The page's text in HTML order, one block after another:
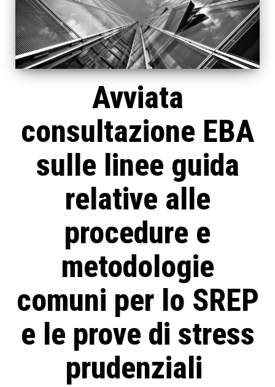
Avviata
consultazione EBA
sulle linee guida
relative alle
procedure e
metodologie
comuni per lo SREP
e le prove di stress
prudenziali